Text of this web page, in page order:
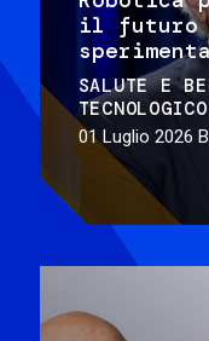
il futuro
SALUTE E
01 Luglio 2026